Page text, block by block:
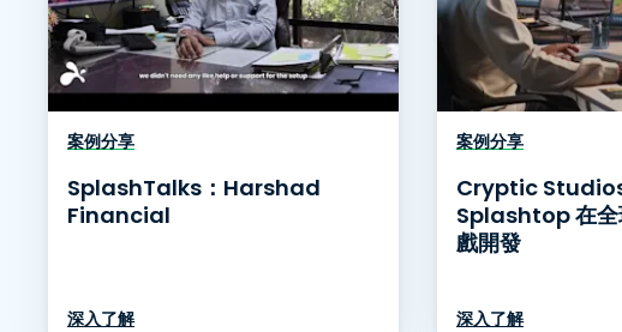
案例分享
SplashTalks：Harshad
Financial
深入了解
案例分享
Cryptic
Splashtop 在全
戲開發
深入了解